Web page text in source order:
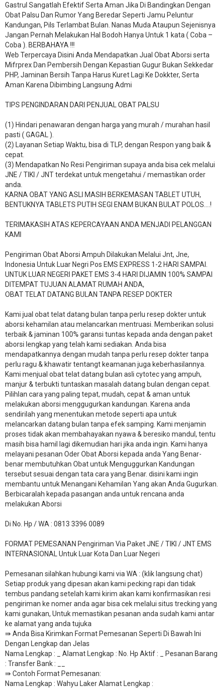
Gastrul Sangatlah Efektif Serta Aman Jika Di Bandingkan Dengan
Obat Palsu Dan Rumor Yang Beredar Seperti Jamu Peluntur
Kandungan, Pils Terlambat Bulan. Nanas Muda Ataupun Sejenisnya
Jangan Pernah Melakukan Hal Bodoh Hanya Untuk 1 kata ( Coba –
Coba ). BERBAHAYA !!!
Web Terpercaya Disini Anda Mendapatkan Jual Obat Aborsi serta
Mifrprex Dan Pembersih Dengan Kepastian Gugur Bukan Sekkedar
PHP, Jaminan Bersih Tanpa Harus Kuret Lagi Ke Dokkter, Serta
Aman Karena Dibimbing Langsung Admi
TIPS PENGINDARAN DARI PENJUAL OBAT PALSU
(1) Hindari penawaran dengan harga yang murah / murahan hasil
pasti ( GAGAL ).
(2) Layanan Setiap Waktu, bisa di TLP, dengan Respon yang baik &
cepat.
(3) Mendapatkan No Resi Pengiriman supaya anda bisa cek melalui
JNE / TIKI / JNT terdekat untuk mengetahui / memastikan order
anda.
KARNA OBAT YANG ASLI MASIH BERKEMASAN TABLET UTUH,
BENTUKNYA TABLETS PUTIH SEGI ENAM BUKAN BULAT POLOS….!
TERIMAKASIH ATAS KEPERCAYAAN ANDA MENJADI PELANGGAN
KAMI
Pengiriman Obat Aborsi Ampuh Dilakukan Melalui Jnt, Jne,
Indonesia Untuk Luar Negri Pos EMS EXPRESS 1-2 HARI SAMPAI.
UNTUK LUAR NEGERI PAKET EMS 3-4 HARI DIJAMIN 100% SAMPAI
DITEMPAT TUJUAN ALAMAT RUMAH ANDA,
OBAT TELAT DATANG BULAN TANPA RESEP DOKTER
Kami jual obat telat datang bulan tanpa perlu resep dokter untuk
aborsi kehamilan atau melancarkan mentruasi. Memberikan solusi
terbaik & jaminan 100% garansi tuntas kepada anda dengan paket
aborsi lengkap yang telah kami sediakan. Anda bisa
mendapatkannya dengan mudah tanpa perlu resep dokter tanpa
perlu ragu & khawatir tentangt keamanan juga keberhasilannya.
Kami menjual obat telat datang bulan asli cytotec yang ampuh,
manjur & terbukti tuntaskan masalah datang bulan dengan cepat.
Pilihlan cara yang paling tepat, mudah, cepat & aman untuk
melakukan aborsi menggugurkan kandungan. Karena anda
sendirilah yang menentukan metode seperti apa untuk
melancarkan datang bulan tanpa efek samping. Kami menjamin
proses tidak akan membahayakan nyawa & beresiko mandul, tentu
masih bisa hamil lagi dikemudian hari jika anda ingin. Kami hanya
melayani pesanan Oder Obat Aborsi kepada anda Yang Benar-
benar membutuhkan Obat untuk Menguggurkan Kandungan
tersebut sesuai dengan tata cara yang Benar. disini kami ingin
membantu untuk Menangani Kehamilan Yang akan Anda Gugurkan.
Berbicaralah kepada pasangan anda untuk rencana anda
melakukan Aborsi
Di No. Hp / WA : 0813 3396 0089
FORMAT PEMESANAN Pengiriman Via Paket JNE / TIKI / JNT EMS
INTERNASIONAL Untuk Luar Kota Dan Luar Negeri
Pemesanan silahkan hubungi kami via WA : (klik langsung chat)
Setiap produk yang dipesan akan kami pecking rapi dan tidak
tembus pandang setelah kami kirim akan kami konfirmasikan resi
pengiriman ke nomer anda agar bisa cek melalui situs trecking yang
kami gunakan, Untuk memastikan pesanan anda sudah kami antar
ke alamat yang anda tujuka
⇛ Anda Bisa Kirimkan Format Pemesanan Seperti Di Bawah Ini
Dengan Lengkap dan Jelas
Nama Lengkap : _ Alamat Lengkap : No. Hp Aktif : _ Pesanan Barang
: Transfer Bank : __
​⇛ Contoh Format Pemesanan:
Nama Lengkap : Wahyu Laker Alamat Lengkap :